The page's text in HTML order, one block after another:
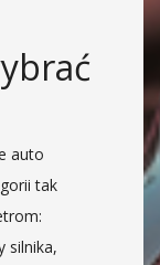
auto
tak
silnika,